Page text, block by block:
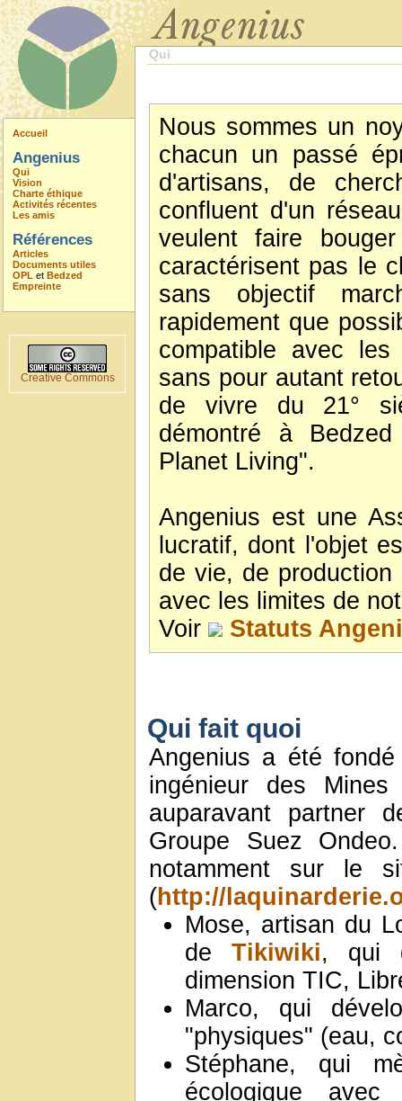
Accueil
Angenius
Qui
Vision
Charte éthique
Activités récentes
Les amis
Références
Articles
Documents utiles
OPL et Bedzed
Empreinte
Creative Commons
Qui
Nous sommes un
chacun un passé
d'artisans, de
confluent d'un
veulent faire
caractérisent pas le
sans objectif
rapidement que
compatible avec
sans pour autant
de vivre du 21°
démontré à
Planet Living".
Angenius est une
lucratif, dont l'objet
de vie, de production
avec les limites de
Voir
Statuts
Qui fait quoi
Angenius a été
ingénieur des
auparavant partner
Groupe Suez
notamment sur le
(http://
Mose, artisan du
de Tikiwiki, qui
dimension TIC,
Marco, qui
"physiques" (eau,
Stéphane, qui
écologique avec